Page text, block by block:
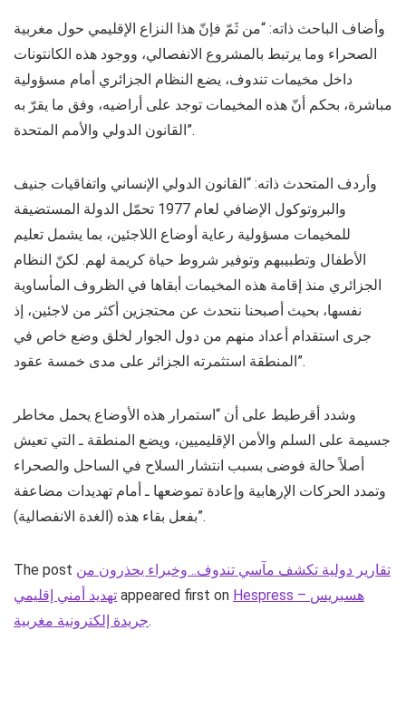
وأضاف الباحث ذاته: “من ثَمّ فإنّ هذا النزاع الإقليمي حول مغربية
الصحراء وما يرتبط بالمشروع الانفصالي، ووجود هذه الكانتونات
داخل مخيمات تندوف، يضع النظام الجزائري أمام مسؤولية
مباشرة، بحكم أنّ هذه المخيمات توجد على أراضيه، وفق ما يقرّ به
القانون الدولي والأمم المتحدة”.
وأردف المتحدث ذاته: “القانون الدولي الإنساني واتفاقيات جنيف
والبروتوكول الإضافي لعام 1977 تحمّل الدولة المستضيفة
للمخيمات مسؤولية رعاية أوضاع اللاجئين، بما يشمل تعليم
الأطفال وتطبيبهم وتوفير شروط حياة كريمة لهم. لكنّ النظام
الجزائري منذ إقامة هذه المخيمات أبقاها في الظروف المأساوية
نفسها، بحيث أصبحنا نتحدث عن محتجزين أكثر من لاجئين، إذ
جرى استقدام أعداد منهم من دول الجوار لخلق وضع خاص في
المنطقة استثمرته الجزائر على مدى خمسة عقود”.
وشدد أقرطيط على أن “استمرار هذه الأوضاع يحمل مخاطر
جسيمة على السلم والأمن الإقليميين، ويضع المنطقة ـ التي تعيش
أصلاً حالة فوضى بسبب انتشار السلاح في الساحل والصحراء
وتمدد الحركات الإرهابية وإعادة تموضعها ـ أمام تهديدات مضاعفة
بفعل بقاء هذه (الغدة الانفصالية)”.
The post تقارير دولية تكشف مآسي تندوف.. وخبراء يحذرون من
تهديد أمني إقليمي appeared first on Hespress – هسبريس
جريدة إلكترونية مغربية.